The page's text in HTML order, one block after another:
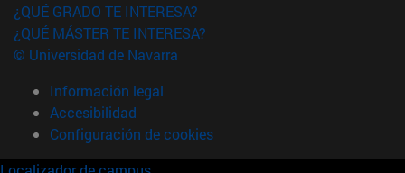
¿QUÉ GRADO TE INTERESA?
¿QUÉ MÁSTER TE INTERESA?
© Universidad de Navarra
Información legal
Accesibilidad
Configuración de cookies